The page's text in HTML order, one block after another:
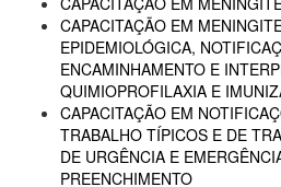
CAPACITAÇÃO EM
EPIDEMIOLÓGICA,
ENCAMINHAMENTO E
QUIMIOPROFILAXIA E
CAPACITAÇÃO EM
TRABALHO TÍPICOS E DE
DE URGÊNCIA E
PREENCHIMENTO